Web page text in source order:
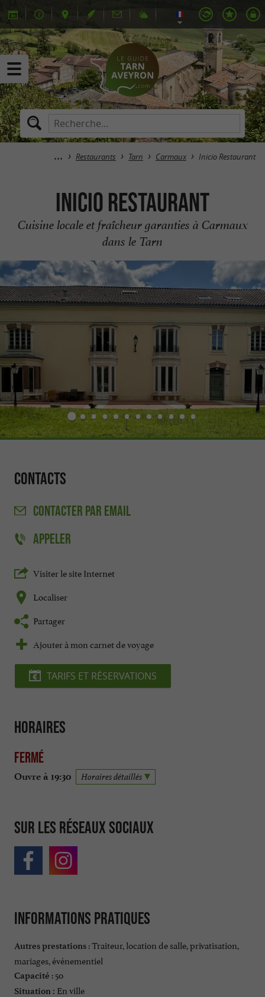
Restaurants Tarn Carmaux Inicio Restaurant
Inicio Restaurant
Cuisine locale et fraîcheur garanties à Carmaux
dans le Tarn
Contacts
CONTACTER PAR EMAIL
APPELER
Visiter le site Internet
Localiser
Partager
Ajouter à mon carnet de voyage
TARIFS ET RÉSERVATIONS
Horaires
Fermé
Ouvre à 19:30 Horaires détaillés
Sur les réseaux sociaux
Informations pratiques
Autres prestations : Traiteur, location de salle, privatisation,
mariages, événementiel
Capacité : 50
Situation : En ville